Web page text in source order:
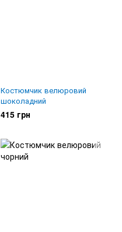
Костюмчик велюровий
шоколадний
415 грн